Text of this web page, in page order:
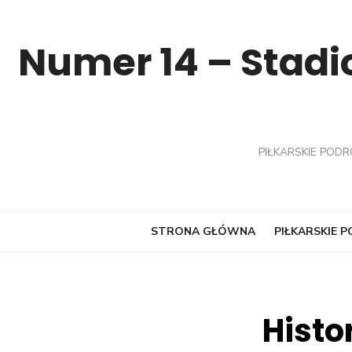
contentNumer 14 –
PIŁKARSKIE
STRONA GŁÓWNA PIŁKARSKIE